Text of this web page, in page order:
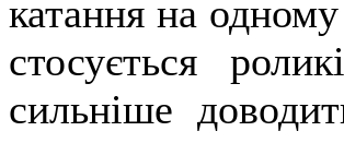
катання на
стосується
сильніше